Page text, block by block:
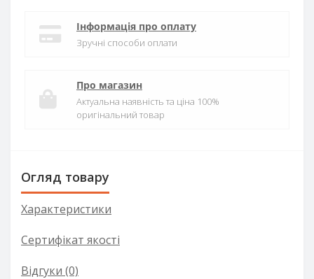
Інформація про оплату
Зручні способи оплати
Про магазин
Актуальна наявність та ціна 100%
оригінальний товар
Огляд товару
Характеристики
Сертифікат якості
Відгуки (0)